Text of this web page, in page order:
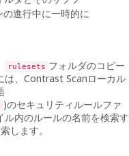
進行中に一時的に
rulesets フォルダのコピー
は、Contrast Scanローカル
)のセキュリティルールファ
内のルールの名前を検索す
します。